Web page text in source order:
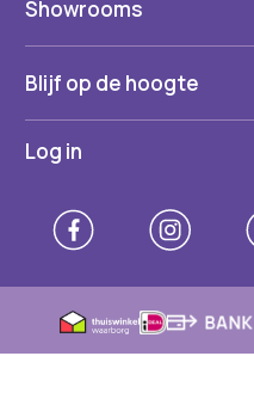
Showrooms
Blijf op de hoogte
Log in